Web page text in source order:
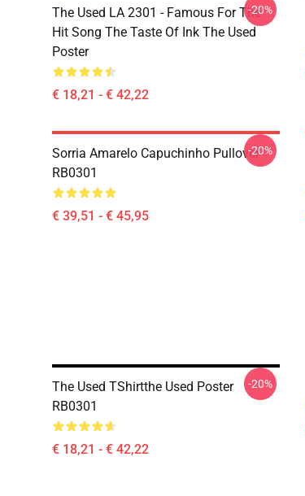
The Used LA 2301 - Famous For The
Hit Song The Taste Of Ink The Used
Poster
€ 18,21 - € 42,22
-20%
Sorria Amarelo Capuchinho Pullover
RB0301
€ 39,51 - € 45,95
-20%
The Used TShirtthe Used Poster
RB0301
€ 18,21 - € 42,22
-20%